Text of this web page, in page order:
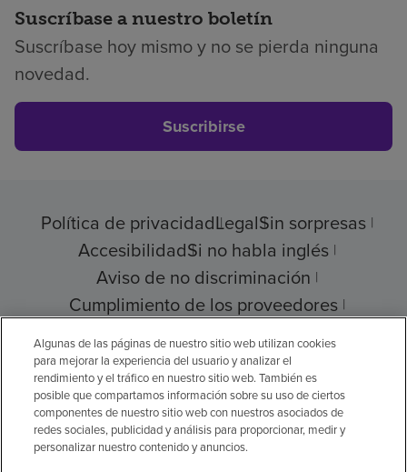
Suscríbase a nuestro boletín
Suscríbase hoy mismo y no se pierda ninguna
novedad.
Suscribirse
Política de privacidadLegalSin sorpresas
AccesibilidadSi no habla inglés
Aviso de no discriminación
Cumplimiento de los proveedores
Transparencia de precios
© 2026 Encompass Health Corporation
Preferencias de cookies
Algunas de las páginas de nuestro sitio web utilizan cookies
para mejorar la experiencia del usuario y analizar el
rendimiento y el tráfico en nuestro sitio web. También es
posible que compartamos información sobre su uso de ciertos
componentes de nuestro sitio web con nuestros asociados de
redes sociales, publicidad y análisis para proporcionar, medir y
personalizar nuestro contenido y anuncios.